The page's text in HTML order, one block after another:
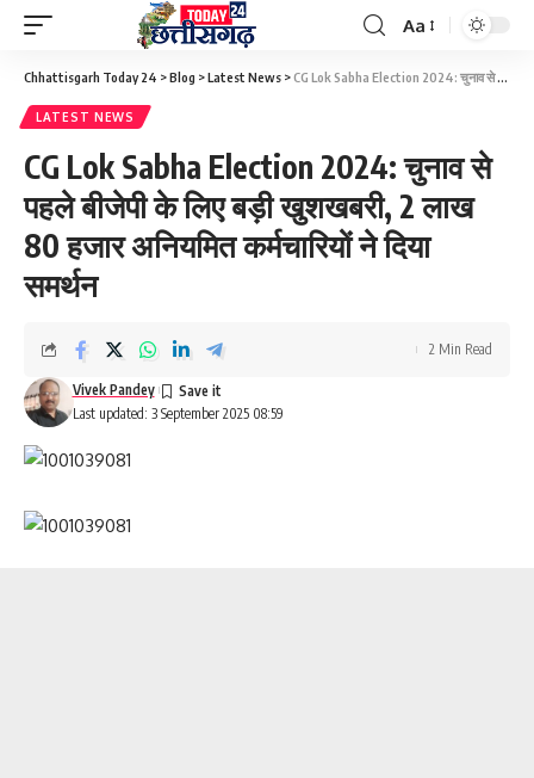
Font
Resizer
Aa
Chhattisgarh Today 24 >Blog >Latest News >CG Lok Sabha Election 2024: चुनाव से पहले बीजेपी के लिए बड़ी खुशखबरी, 2 लाख 80 हजार अनियमित कर्मचारियों ने दिया समर्थन
LATEST NEWS
CG Lok Sabha Election 2024: चुनाव से
पहले बीजेपी के लिए बड़ी खुशखबरी, 2 लाख
80 हजार अनियमित कर्मचारियों ने दिया
समर्थन
Last updated: 3 September 2025 08:59
Vivek Pandey
2 Min Read